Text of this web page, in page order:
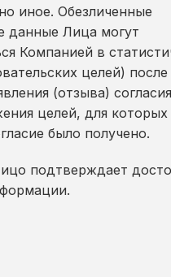
иное. Обезличенные
данные Лица могут
Компанией в
целей) после
(отзыва)
целей, для которых
было получено.
подтверждает